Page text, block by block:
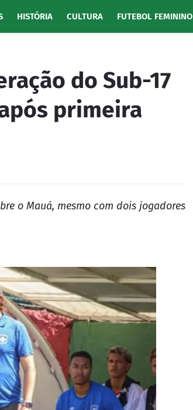
HISTÓRIA CULTURA FUTEBOL FEMININO
do Sub-17
primeira
o Mauá, mesmo com dois jogadores